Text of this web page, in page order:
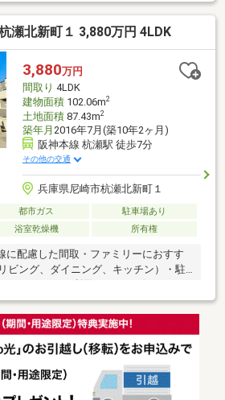
瀬北新町１ 3,880万円 4LDK
3,880万円
間取り 4LDK
建物面積102.06m2
土地面積87.43m2
築年月 2016年7月(築10年2ヶ月)
阪神本線 杭瀬駅 徒歩7分
その他の交通
兵庫県尼崎市杭瀬北新町１
都市ガス
駐車場あり
浴室乾燥機 所有権
に配慮した間取・ファミリーにおすす
ビング、ダイニング、キッチン）・駐
リビング・収納機能充実・室内丁寧に
月々のお支払い例＞月々のお支払い額
みお借入れ/変動金利0.７％/35年ロー
合）■頭金０円や諸費用すべてお借入れ